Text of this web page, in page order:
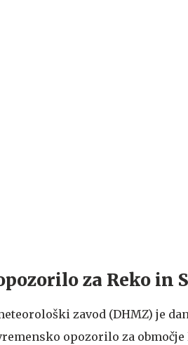
za Reko in
zavod (DHMZ) je
opozorilo za